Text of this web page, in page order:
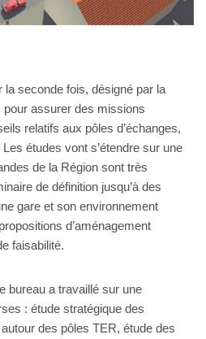
la seconde fois, désigné par la
assurer des missions
relatifs aux pôles d’échanges,
études vont s’étendre sur une
de la Région sont très
de définition jusqu’à des
gare et son environnement
d’aménagement
faisabilité.
bureau a travaillé sur une
: étude stratégique des
des pôles TER, étude des